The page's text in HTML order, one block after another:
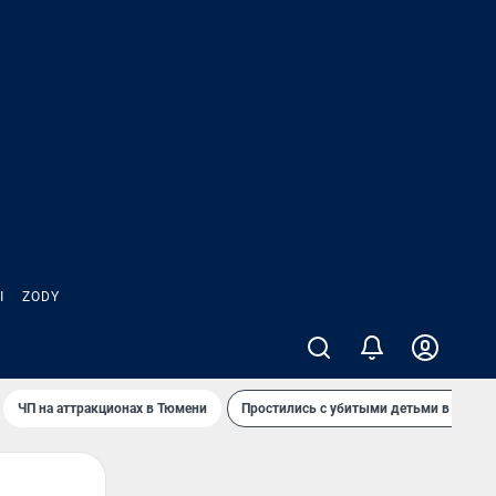
ZODY
ЧП на аттракционах в Тюмени Простились с убитыми детьми в